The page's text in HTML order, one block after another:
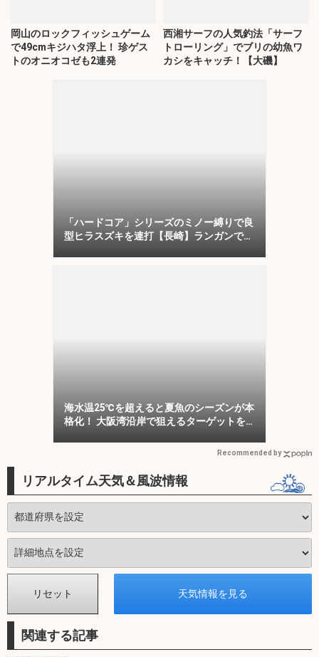
岡山のロックフィッシュゲーム
で49cmキジハタ浮上！ 珍ゲス
トのオニオコゼも2連発
西湘サーフの人気釣法「サーフ
トローリング」でブリの幼魚ワ
カシをキャッチ！【大磯】
「ハードコア」シリーズのミノー縛りで良
型ヒラスズキを連打【長崎】ランガンでサ
海水温25℃を超えると夏魚のシーズンが本
格化！ 大阪湾沿岸で狙えるターゲットを
Recommended by
リアルタイム天気＆風波情報
関連する記事